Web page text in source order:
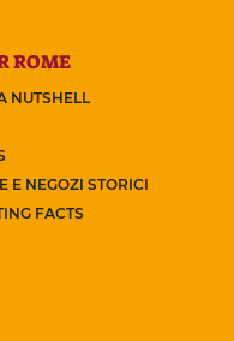
ROME
NUTSHELL
E NEGOZI STORICI
FACTS